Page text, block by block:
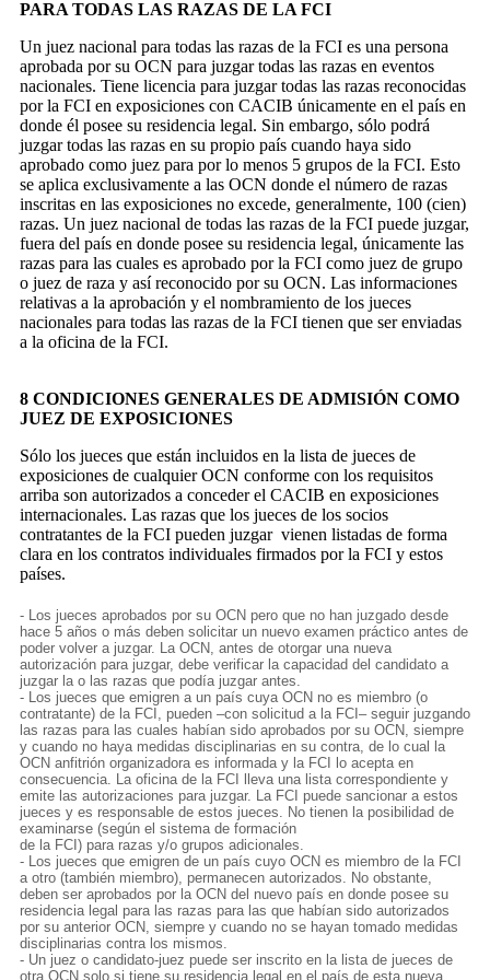
PARA TODAS LAS RAZAS DE LA FCI
Un juez nacional para todas las razas de la FCI es una persona
aprobada por su OCN para juzgar todas las razas en eventos
nacionales. Tiene licencia para juzgar todas las razas reconocidas
por la FCI en exposiciones con CACIB únicamente en el país en
donde él posee su residencia legal. Sin embargo, sólo podrá
juzgar todas las razas en su propio país cuando haya sido
aprobado como juez para por lo menos 5 grupos de la FCI. Esto
se aplica exclusivamente a las OCN donde el número de razas
inscritas en las exposiciones no excede, generalmente, 100 (cien)
razas. Un juez nacional de todas las razas de la FCI puede juzgar,
fuera del país en donde posee su residencia legal, únicamente las
razas para las cuales es aprobado por la FCI como juez de grupo
o juez de raza y así reconocido por su OCN. Las informaciones
relativas a la aprobación y el nombramiento de los jueces
nacionales para todas las razas de la FCI tienen que ser enviadas
a la oficina de la FCI.
8 CONDICIONES GENERALES DE ADMISIÓN COMO
JUEZ DE EXPOSICIONES
Sólo los jueces que están incluidos en la lista de jueces de
exposiciones de cualquier OCN conforme con los requisitos
arriba son autorizados a conceder el CACIB en exposiciones
internacionales. Las razas que los jueces de los socios
contratantes de la FCI pueden juzgar vienen listadas de forma
clara en los contratos individuales firmados por la FCI y estos
países.
- Los jueces aprobados por su OCN pero que no han juzgado desde
hace 5 años o más deben solicitar un nuevo examen práctico antes de
poder volver a juzgar. La OCN, antes de otorgar una nueva
autorización para juzgar, debe verificar la capacidad del candidato a
juzgar la o las razas que podía juzgar antes.
- Los jueces que emigren a un país cuya OCN no es miembro (o
contratante) de la FCI, pueden –con solicitud a la FCI– seguir juzgando
las razas para las cuales habían sido aprobados por su OCN, siempre
y cuando no haya medidas disciplinarias en su contra, de lo cual la
OCN anfitrión organizadora es informada y la FCI lo acepta en
consecuencia. La oficina de la FCI lleva una lista correspondiente y
emite las autorizaciones para juzgar. La FCI puede sancionar a estos
jueces y es responsable de estos jueces. No tienen la posibilidad de
examinarse (según el sistema de formación
de la FCI) para razas y/o grupos adicionales.
- Los jueces que emigren de un país cuyo OCN es miembro de la FCI
a otro (también miembro), permanecen autorizados. No obstante,
deben ser aprobados por la OCN del nuevo país en donde posee su
residencia legal para las razas para las que habían sido autorizados
por su anterior OCN, siempre y cuando no se hayan tomado medidas
disciplinarias contra los mismos.
- Un juez o candidato-juez puede ser inscrito en la lista de jueces de
otra OCN solo si tiene su residencia legal en el país de esta nueva